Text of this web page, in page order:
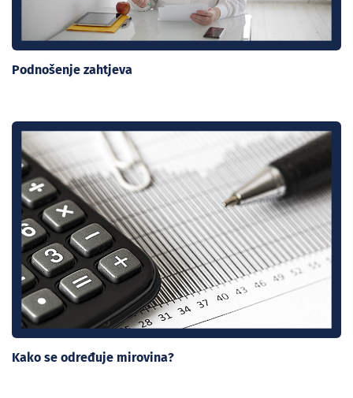
Podnošenje zahtjeva
Kako se određuje mirovina?